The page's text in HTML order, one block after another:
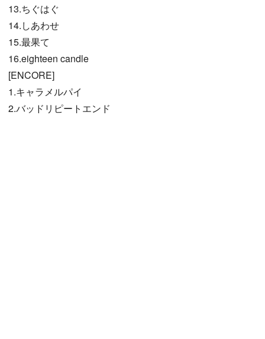
13.ちぐはぐ
14.しあわせ
15.最果て
16.eighteen candle
[ENCORE]
1.キャラメルパイ
2.バッドリピートエンド